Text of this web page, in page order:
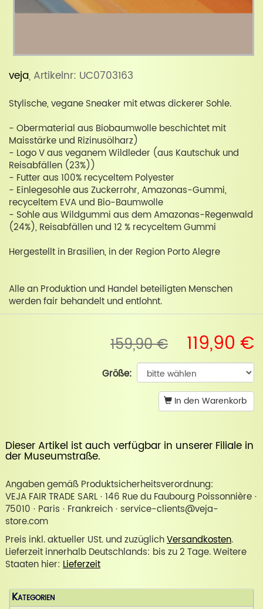
veja, Artikelnr: UC0703163
Stylische, vegane Sneaker mit etwas dickerer Sohle.
- Obermaterial aus Biobaumwolle beschichtet mit
Maisstärke und Rizinusölharz)
- Logo V aus veganem Wildleder (aus Kautschuk und
Reisabfällen (23%))
- Futter aus 100% recyceltem Polyester
- Einlegesohle aus Zuckerrohr, Amazonas-Gummi,
recyceltem EVA und Bio-Baumwolle
- Sohle aus Wildgummi aus dem Amazonas-Regenwald
(24%), Reisabfällen und 12 % recyceltem Gummi
Hergestellt in Brasilien, in der Region Porto Alegre
Alle an Produktion und Handel beteiligten Menschen
werden fair behandelt und entlohnt.
159,90 € 119,90 €
Größe:
In den Warenkorb
Dieser Artikel ist auch verfügbar in unserer Filiale in
der Museumstraße.
Angaben gemäß Produktsicherheitsverordnung:
VEJA FAIR TRADE SARL · 146 Rue du Faubourg Poissonnière ·
75010 · Paris · Frankreich · service-clients@veja-
store.com
Preis inkl. aktueller USt. und zuzüglichVersandkosten.
Lieferzeit innerhalb Deutschlands: bis zu 2 Tage. Weitere
Staaten hier: Lieferzeit
Kategorien